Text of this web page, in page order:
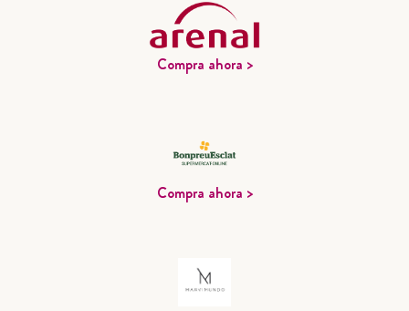
Compra ahora >
Compra ahora >